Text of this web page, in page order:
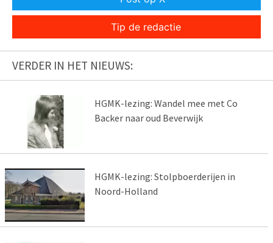
Tip de redactie
VERDER IN HET NIEUWS:
HGMK-lezing: Wandel mee met Co
Backer naar oud Beverwijk
HGMK-lezing: Stolpboerderijen in
Noord-Holland